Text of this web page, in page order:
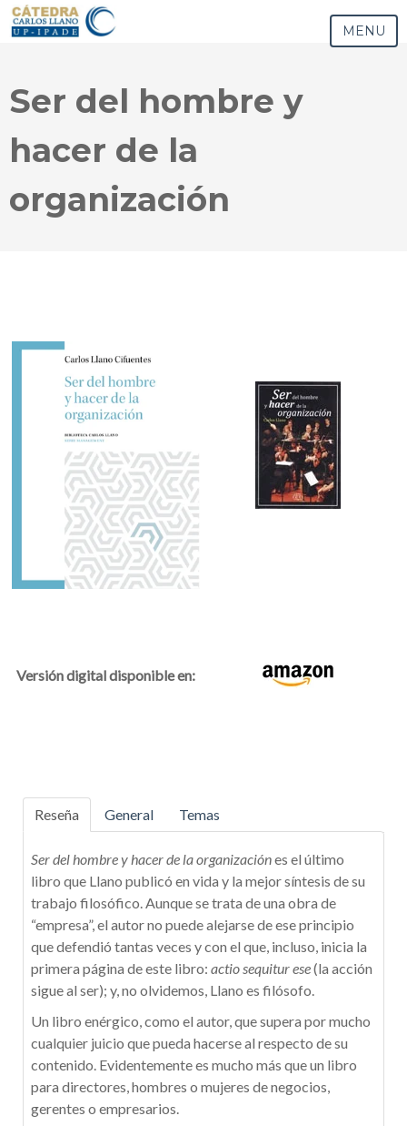
MENU
Ser del hombre y
hacer de la
organización
Versión digital disponible en:
Reseña General Temas
Ser del hombre y hacer de la organizaciónes el último
libro que Llano publicó en vida y la mejor síntesis de su
trabajo filosófico. Aunque se trata de una obra de
“empresa”, el autor no puede alejarse de ese principio
que defendió tantas veces y con el que, incluso, inicia la
primera página de este libro: actio sequitur ese(la acción
sigue al ser); y, no olvidemos, Llano es filósofo.
Un libro enérgico, como el autor, que supera por mucho
cualquier juicio que pueda hacerse al respecto de su
contenido. Evidentemente es mucho más que un libro
para directores, hombres o mujeres de negocios,
gerentes o empresarios.